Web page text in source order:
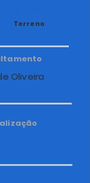
Terreno
Oliveira